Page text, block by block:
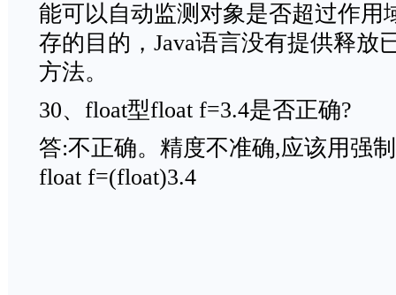
能可以自动监测对象是否超过作用
存的目的，Java语言没有提供释放
方法。
30、float型float f=3.4是否正确?
答:不正确。精度不准确,应该用强
float f=(float)3.4